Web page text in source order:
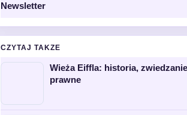
Newsletter
CZYTAJ TAKZE
Wieża Eiffla: historia,
prawne